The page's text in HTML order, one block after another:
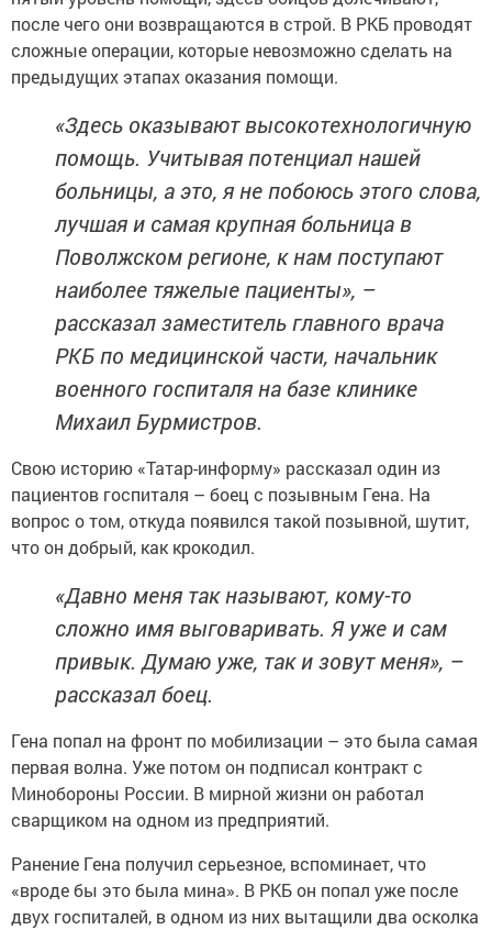
после чего они возвращаются в строй. В РКБ проводят
сложные операции, которые невозможно сделать на
предыдущих этапах оказания помощи.
«Здесь оказывают высокотехнологичную
помощь. Учитывая потенциал нашей
больницы, а это, я не побоюсь этого слова,
лучшая и самая крупная больница в
Поволжском регионе, к нам поступают
наиболее тяжелые пациенты», –
рассказал заместитель главного врача
РКБ по медицинской части, начальник
военного госпиталя на базе клинике
Михаил Бурмистров.
Свою историю «Татар-информу» рассказал один из
пациентов госпиталя – боец с позывным Гена. На
вопрос о том, откуда появился такой позывной, шутит,
что он добрый, как крокодил.
«Давно меня так называют, кому-то
сложно имя выговаривать. Я уже и сам
привык. Думаю уже, так и зовут меня», –
рассказал боец.
Гена попал на фронт по мобилизации – это была самая
первая волна. Уже потом он подписал контракт с
Минобороны России. В мирной жизни он работал
сварщиком на одном из предприятий.
Ранение Гена получил серьезное, вспоминает, что
«вроде бы это была мина». В РКБ он попал уже после
двух госпиталей, в одном из них вытащили два осколка